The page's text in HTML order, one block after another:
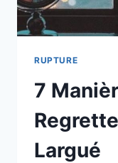
RUPTURE
7
Largué